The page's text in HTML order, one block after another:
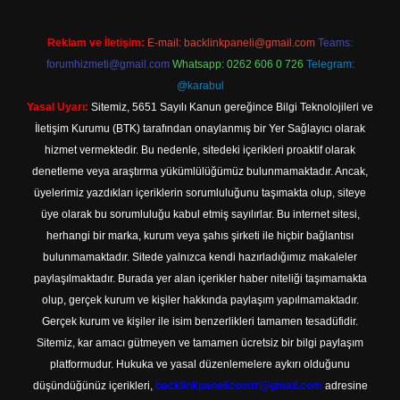
Reklam ve İletişim: E-mail: backlinkpaneli@gmail.com Teams:
forumhizmeti@gmail.com Whatsapp: 0262 606 0 726 Telegram:
@karabul
Yasal Uyarı: Sitemiz, 5651 Sayılı Kanun gereğince Bilgi Teknolojileri ve
İletişim Kurumu (BTK) tarafından onaylanmış bir Yer Sağlayıcı olarak
hizmet vermektedir. Bu nedenle, sitedeki içerikleri proaktif olarak
denetleme veya araştırma yükümlülüğümüz bulunmamaktadır. Ancak,
üyelerimiz yazdıkları içeriklerin sorumluluğunu taşımakta olup, siteye
üye olarak bu sorumluluğu kabul etmiş sayılırlar. Bu internet sitesi,
herhangi bir marka, kurum veya şahıs şirketi ile hiçbir bağlantısı
bulunmamaktadır. Sitede yalnızca kendi hazırladığımız makaleler
paylaşılmaktadır. Burada yer alan içerikler haber niteliği taşımamakta
olup, gerçek kurum ve kişiler hakkında paylaşım yapılmamaktadır.
Gerçek kurum ve kişiler ile isim benzerlikleri tamamen tesadüfidir.
Sitemiz, kar amacı gütmeyen ve tamamen ücretsiz bir bilgi paylaşım
platformudur. Hukuka ve yasal düzenlemelere aykırı olduğunu
düşündüğünüz içerikleri, backlinkpanelicomtr@gmail.com adresine